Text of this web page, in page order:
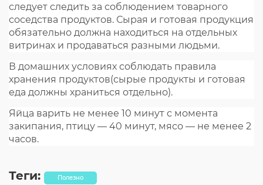
следует следить за соблюдением товарного
соседства продуктов. Сырая и готовая продукция
обязательно должна находиться на отдельных
витринах и продаваться разными людьми.
В домашних условиях соблюдать правила
хранения продуктов(сырые продукты и готовая
еда должны храниться отдельно).
Яйца варить не менее 10 минут с момента
закипания, птицу — 40 минут, мясо — не менее 2
часов.
Теги: Полезно